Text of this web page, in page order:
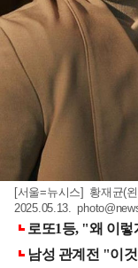
[서울=뉴시스] 황재균(
2025.05.13.